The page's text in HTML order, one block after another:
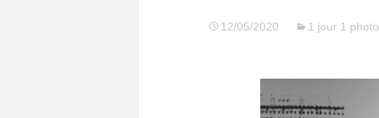
12/05/2020 1 jour 1 photo